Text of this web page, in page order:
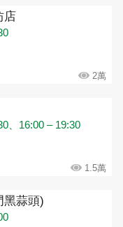
店
2萬
、16:00 – 19:30
1.5萬
黑蒜頭)